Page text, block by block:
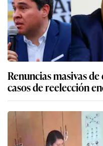
Renuncias masivas
casos de reelección